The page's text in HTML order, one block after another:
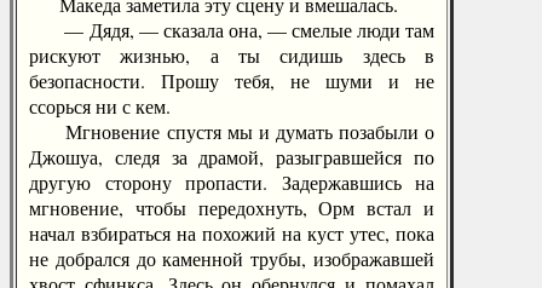
— Дядя, — сказала она, — смелые люди там
рискуют жизнью, а ты сидишь здесь в
безопасности. Прошу тебя, не шуми и не
ссорься ни с кем.
Мгновение спустя мы и думать позабыли о
Джошуа, следя за драмой, разыгравшейся по
другую сторону пропасти. Задержавшись на
мгновение, чтобы передохнуть, Орм встал и
начал взбираться на похожий на куст утес, пока
не добрался до каменной трубы, изображавшей